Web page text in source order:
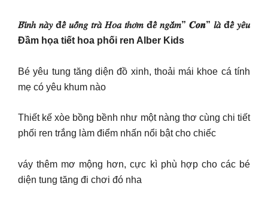
𝐵𝑖̀𝑛ℎ 𝑛𝑎̀𝑦 đ𝑒̂̉ 𝑢𝑜̂́𝑛𝑔 𝑡𝑟𝑎̀ 𝐻𝑜𝑎 𝑡ℎ𝑜̛𝑚 đ𝑒̂̉ 𝑛𝑔𝑎̆́𝑚” 𝑪𝒐𝒏” 𝑙𝑎̀ đ𝑒̂̉ 𝑦𝑒̂𝑢
Đầm họa tiết hoa phối ren Alber Kids
Bé yêu tung tăng diện đồ xinh, thoải mái khoe cá tính
mẹ có yêu khum nào
Thiết kế xòe bồng bềnh như một nàng thơ cùng chi tiết
phối ren trắng làm điểm nhấn nổi bật cho chiếc
váy thêm mơ mộng hơn, cực kì phù hợp cho các bé
diện tung tăng đi chơi đó nha